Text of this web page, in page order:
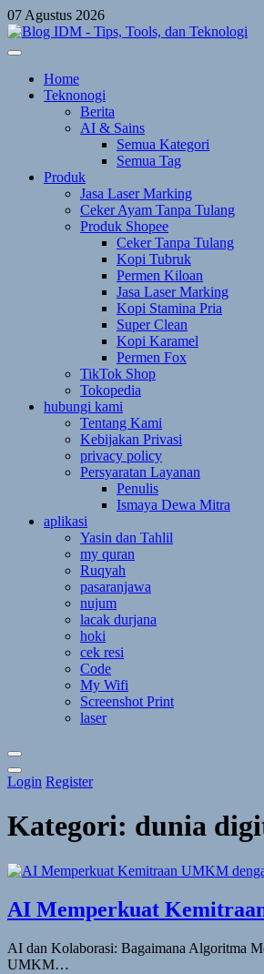
Skip
to
content
07 Agustus 2026
Home
Teknonogi
Berita
AI & Sains
Semua Kategori
Semua Tag
Produk
Jasa Laser Marking
Ceker Ayam Tanpa Tulang
Produk Shopee
Ceker Tanpa Tulang
Kopi Tubruk
Permen Kiloan
Jasa Laser Marking
Kopi Stamina Pria
Super Clean
Kopi Karamel
Permen Fox
TikTok Shop
Tokopedia
hubungi kami
Tentang Kami
Kebijakan Privasi
privacy policy
Persyaratan Layanan
Penulis
Ismaya Dewa Mitra
aplikasi
Yasin dan Tahlil
my quran
Ruqyah
pasaranjawa
nujum
lacak durjana
hoki
cek resi
Code
My Wifi
Screenshot Print
laser
Toggle
Theme
Login Register
Kategori: dunia
AI Memperkuat
AI dan Kolaborasi: Bagaimana Algoritma
UMKM…